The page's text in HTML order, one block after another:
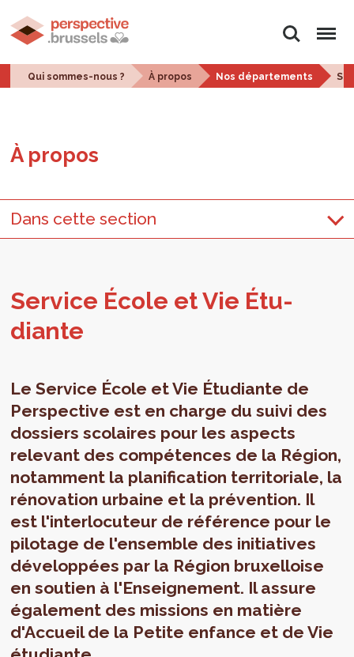
Rechercher
Menu
Qui sommes-nous ? À propos Nos départements
À pro­pos
Dans cette section
Ser­vice École et Vie Étu­
diante
Le Service École et Vie Étudiante de
Perspective est en charge du suivi des
dossiers scolaires pour les aspects
relevant des compétences de la Région,
notamment la planification territoriale, la
rénovation urbaine et la prévention. Il
est l'interlocuteur de référence pour le
pilotage de l'ensemble des initiatives
développées par la Région bruxelloise
en soutien à l'Enseignement. Il assure
également des missions en matière
d'Accueil de la Petite enfance et de Vie